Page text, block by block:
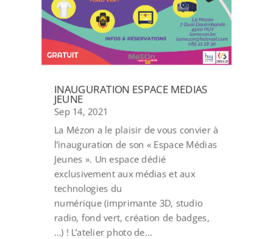
INAUGURATION ESPACE MEDIAS
JEUNE
Sep 14, 2021
La Mézon a le plaisir de vous convier à
l’inauguration de son « Espace Médias
Jeunes ». Un espace dédié
exclusivement aux médias et aux
technologies du
numérique (imprimante 3D, studio
radio, fond vert, création de badges,
…) ! L’atelier photo de...